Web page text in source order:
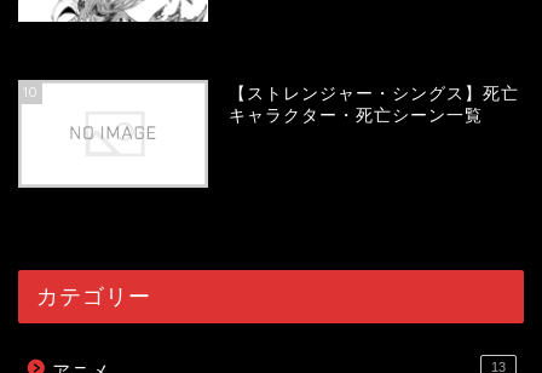
10
【ストレンジャー・シングス】死亡
キャラクター・死亡シーン一覧
カテゴリー
13